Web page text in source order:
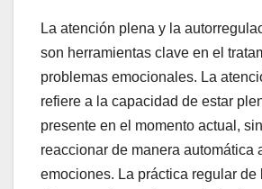
La atención plena y la
son herramientas clave en el
problemas emocionales. La
refiere a la capacidad de estar
presente en el momento actual,
reaccionar de manera automática
emociones. La práctica regular de